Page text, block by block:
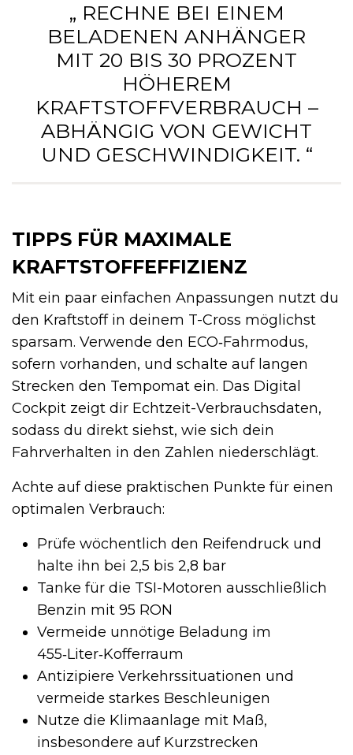
„ RECHNE BEI EINEM
BELADENEN ANHÄNGER
MIT 20 BIS 30 PROZENT
HÖHEREM
KRAFTSTOFFVERBRAUCH –
ABHÄNGIG VON GEWICHT
UND GESCHWINDIGKEIT. “
TIPPS FÜR MAXIMALE
KRAFTSTOFFEFFIZIENZ
Mit ein paar einfachen Anpassungen nutzt du
den Kraftstoff in deinem T-Cross möglichst
sparsam. Verwende den ECO‑Fahrmodus,
sofern vorhanden, und schalte auf langen
Strecken den Tempomat ein. Das Digital
Cockpit zeigt dir Echtzeit-Verbrauchsdaten,
sodass du direkt siehst, wie sich dein
Fahrverhalten in den Zahlen niederschlägt.
Achte auf diese praktischen Punkte für einen
optimalen Verbrauch:
Prüfe wöchentlich den Reifendruck und
halte ihn bei 2,5 bis 2,8 bar
Tanke für die TSI-Motoren ausschließlich
Benzin mit 95 RON
Vermeide unnötige Beladung im
455‑Liter‑Kofferraum
Antizipiere Verkehrssituationen und
vermeide starkes Beschleunigen
Nutze die Klimaanlage mit Maß,
insbesondere auf Kurzstrecken